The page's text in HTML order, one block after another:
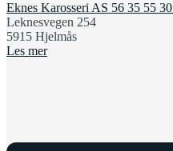
Eknes Karosseri AS 56 35 55 30
Leknesvegen 254
5915 Hjelmås
Les mer